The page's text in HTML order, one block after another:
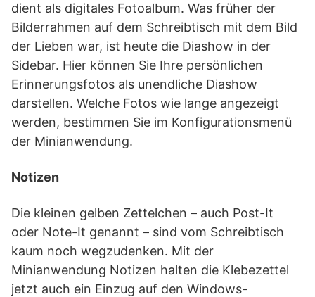
dient als digitales Fotoalbum. Was früher der
Bilderrahmen auf dem Schreibtisch mit dem Bild
der Lieben war, ist heute die Diashow in der
Sidebar. Hier können Sie Ihre persönlichen
Erinnerungsfotos als unendliche Diashow
darstellen. Welche Fotos wie lange angezeigt
werden, bestimmen Sie im Konfigurationsmenü
der Minianwendung.
Notizen
Die kleinen gelben Zettelchen – auch Post-It
oder Note-It genannt – sind vom Schreibtisch
kaum noch wegzudenken. Mit der
Minianwendung Notizen halten die Klebezettel
jetzt auch ein Einzug auf den Windows-